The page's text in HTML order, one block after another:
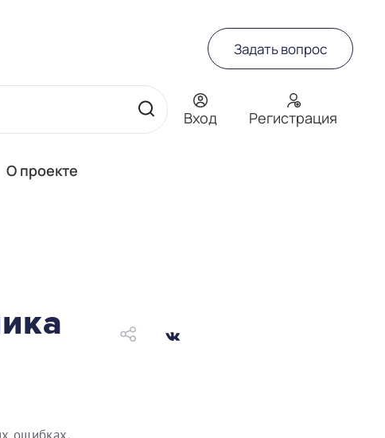
Задать вопрос
Вход Регистрация
О проекте